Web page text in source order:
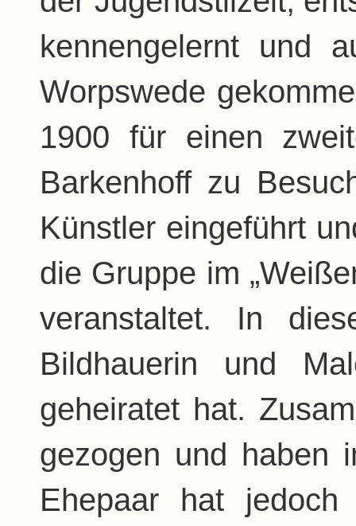
kennengelernt und
Worpswede
1900 für einen
Barkenhoff zu
Künstler eingeführt
die Gruppe im
veranstaltet. In
Bildhauerin und
geheiratet hat.
gezogen und haben
Ehepaar hat